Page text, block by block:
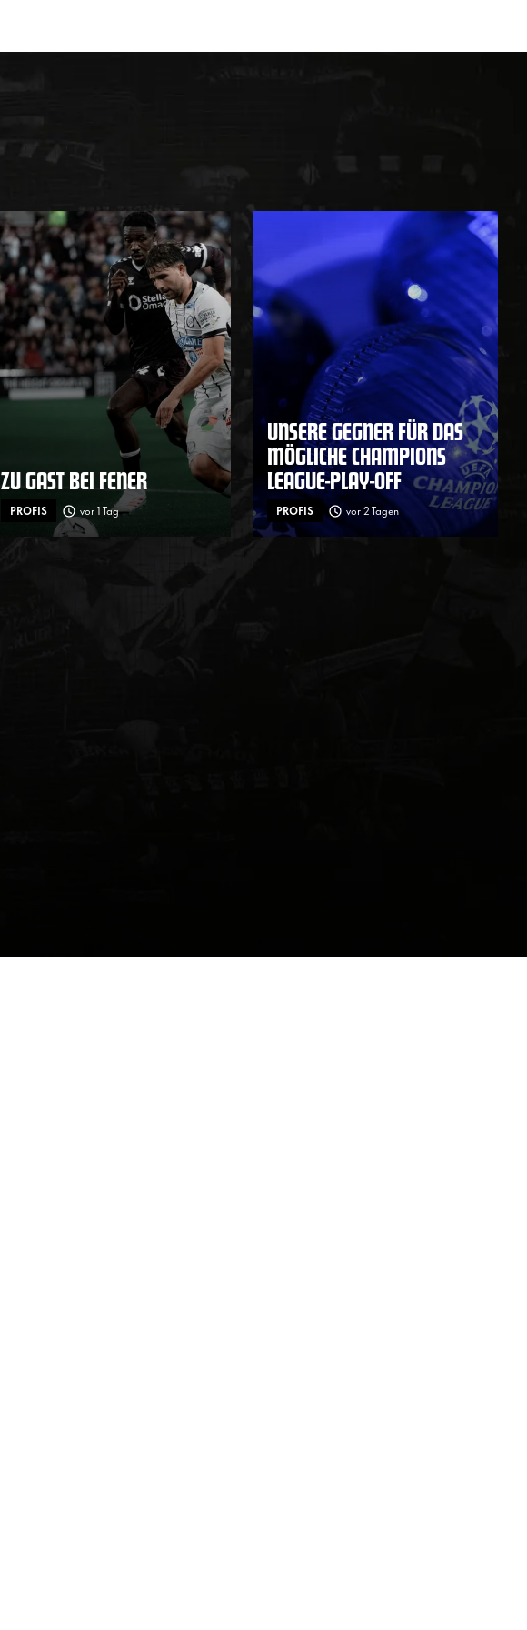
ZU GAST BEI FENER
PROFIS vor 1 Tag
UNSERE GEGNER FÜR DAS
MÖGLICHE CHAMPIONS
LEAGUE-PLAY-OFF
PROFIS vor 2 Tagen